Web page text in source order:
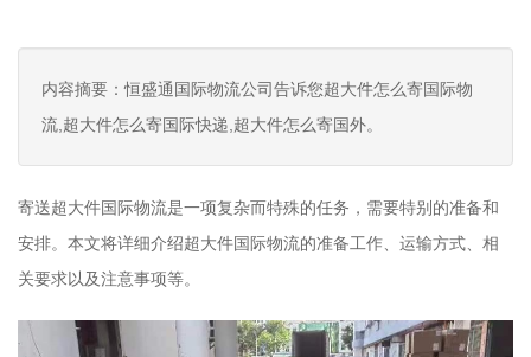
内容摘要：恒盛通国际物流公司告诉您超大件怎么寄国际物
流,超大件怎么寄国际快递,超大件怎么寄国外。
寄送超大件国际物流是一项复杂而特殊的任务，需要特别的准备和
安排。本文将详细介绍超大件国际物流的准备工作、运输方式、相
关要求以及注意事项等。